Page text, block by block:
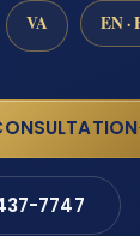
VA EN ·
7747